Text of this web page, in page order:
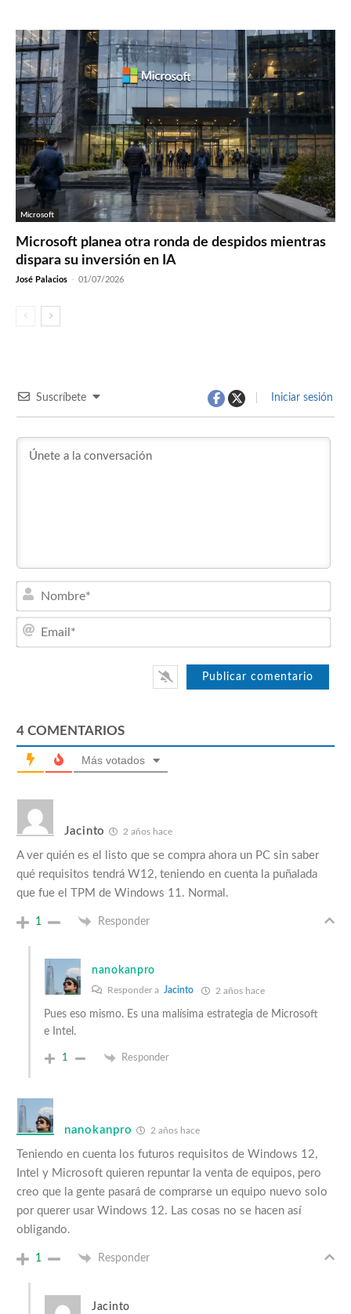
Microsoft
Microsoft planea otra ronda de despidos mientras
dispara su inversión en IA
José Palacios - 01/07/2026
Suscríbete Iniciar sesión
4 COMENTARIOS
Más votados
Jacinto 2 años hace
A ver quién es el listo que se compra ahora un PC sin saber
qué requisitos tendrá W12, teniendo en cuenta la puñalada
que fue el TPM de Windows 11. Normal.
1 Responder
nanokanpro
Responder a Jacinto 2 años hace
Pues eso mismo. Es una malísima estrategia de Microsoft
e Intel.
1 Responder
nanokanpro 2 años hace
Teniendo en cuenta los futuros requisitos de Windows 12,
Intel y Microsoft quieren repuntar la venta de equipos, pero
creo que la gente pasará de comprarse un equipo nuevo solo
por querer usar Windows 12. Las cosas no se hacen así
obligando.
1 Responder
Jacinto